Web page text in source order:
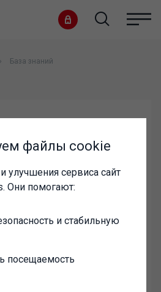
База знаний
файлы cookie
улучшения сервиса сайт
Они помогают:
и стабильную
посещаемость